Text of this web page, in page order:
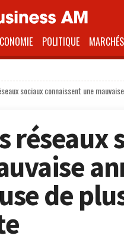
POLITIQUE MARCHÉS
sociaux connaissent une
réseaux
de